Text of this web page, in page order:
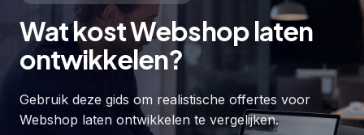
Wat kost Webshop laten
ontwikkelen?
Gebruik deze gids om realistische offertes voor
Webshop laten ontwikkelen te vergelijken.